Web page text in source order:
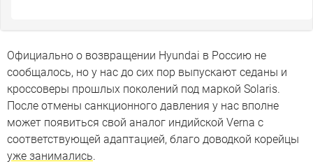
Официально о возвращении Hyundai в Россию не
сообщалось, но у нас до сих пор выпускают седаны и
кроссоверы прошлых поколений под маркой Solaris.
После отмены санкционного давления у нас вполне
может появиться свой аналог индийской Verna с
соответствующей адаптацией, благо доводкой корейцы
уже занимались.